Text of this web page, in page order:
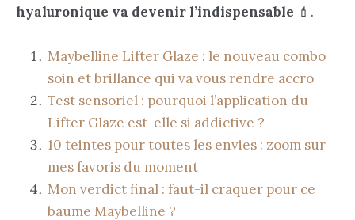
hyaluronique va devenir l’indispensable 💄.
Maybelline Lifter Glaze : le nouveau combo
soin et brillance qui va vous rendre accro
Test sensoriel : pourquoi l’application du
Lifter Glaze est-elle si addictive ?
10 teintes pour toutes les envies : zoom sur
mes favoris du moment
Mon verdict final : faut-il craquer pour ce
baume Maybelline ?